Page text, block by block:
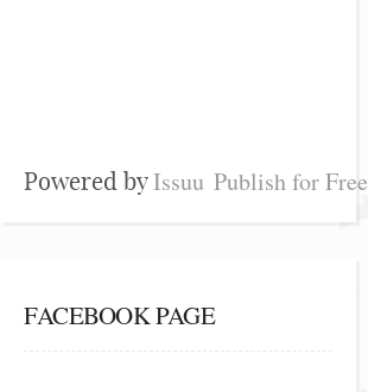
Powered byIssuu Publish for Free
FACEBOOK PAGE